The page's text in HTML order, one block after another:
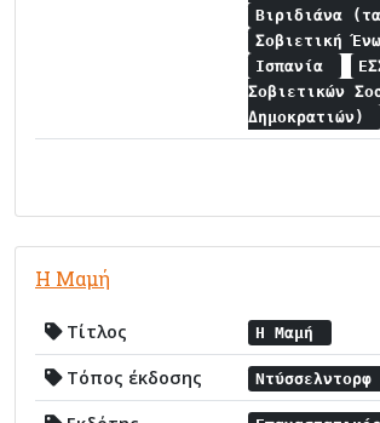
Βιριδιάνα
Σοβιετική
Ισπανία
Σοβιετικών
Δημοκρατιών)
Η Μαμή
Τίτλος Η Μαμή
Τόπος έκδοσης Ντύσσελντορφ